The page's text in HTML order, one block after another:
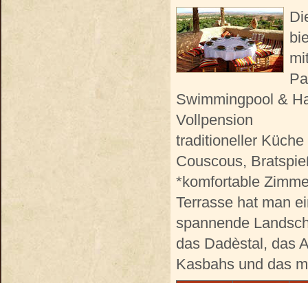
Swimmingpool &
Vollpension
traditioneller
Couscous,
*komfortable
Terrasse hat man
spannende
das Dadèstal, das
Kasbahs und das